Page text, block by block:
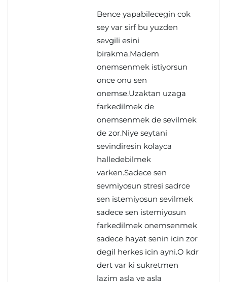
Bence yapabilecegin cok
sey var sirf bu yuzden
sevgili esini
birakma.Madem
onemsenmek istiyorsun
once onu sen
onemse.Uzaktan uzaga
farkedilmek de
onemsenmek de sevilmek
de zor.Niye seytani
sevindiresin kolayca
halledebilmek
varken.Sadece sen
sevmiyosun stresi sadrce
sen istemiyosun sevilmek
sadece sen istemiyosun
farkedilmek onemsenmek
sadece hayat senin icin zor
degil herkes icin ayni.O kdr
dert var ki sukretmen
lazim asla ve asla